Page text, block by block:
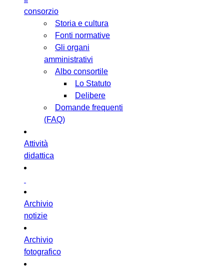
consorzio
Storia e cultura
Fonti normative
Gli organi
amministrativi
Albo consortile
Lo Statuto
Delibere
Domande frequenti
(FAQ)
Attività
didattica
Archivio
notizie
Archivio
fotografico